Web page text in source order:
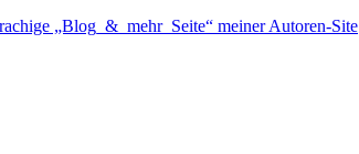
„Blog_&_mehr_Seite“ meiner Autoren-Site